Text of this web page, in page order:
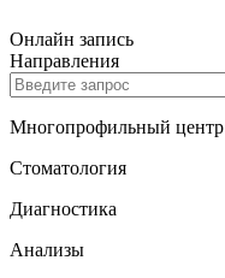
Онлайн запись
Направления
Многопрофильный центр
Стоматология
Диагностика
Анализы